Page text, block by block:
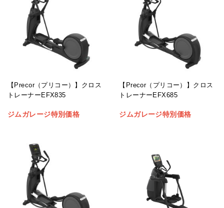
【Precor（プリコー）】クロス
トレーナーEFX835
ジムガレージ特別価格
【Precor（プリコー）】クロス
トレーナーEFX685
ジムガレージ特別価格